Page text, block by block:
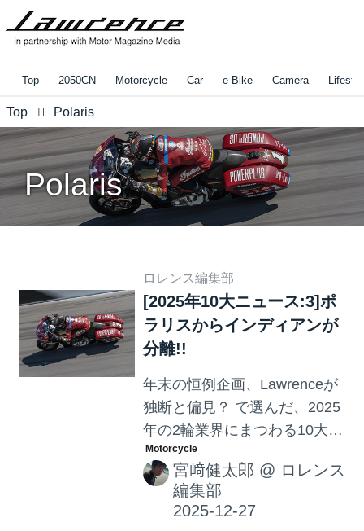
Top 2050CN Motorcycle Car e-Bike Camera
Top Polaris
Polaris
ロレンス編集部
[2025年10大ニュース:3]ポ
ラリスからインディアンが
分離!!
年末の恒例企画、Lawrenceが
独断と偏見？ で選んだ、2025
年の2輪業界にまつわる10大ニ
ュース（順不同）。ハーレー
ダビッドソンとともに、アメ
リカを代表するメジャーブラ
ンドのインディアンが、2025
宮﨑健太郎 @ ロレンス
編集部